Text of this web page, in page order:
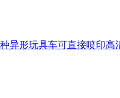
异形玩具车可直接喷印高